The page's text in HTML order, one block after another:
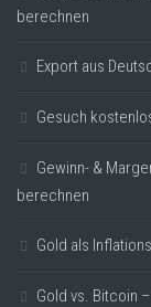
berechnen
Export aus
Gesuch
Gewinn- &
berechnen
Gold als
Gold vs. Bitcoin